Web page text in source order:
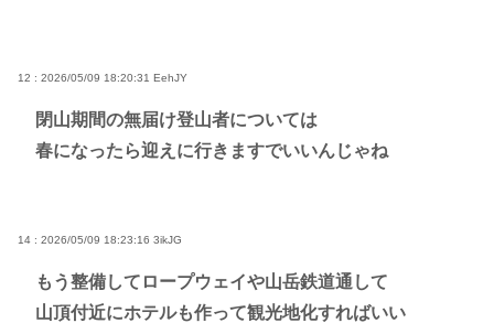
12 : 2026/05/09 18:20:31 EehJY
閉山期間の無届け登山者については
春になったら迎えに行きますでいいんじゃね
14 : 2026/05/09 18:23:16 3ikJG
もう整備してロープウェイや山岳鉄道通して
山頂付近にホテルも作って観光地化すればいい